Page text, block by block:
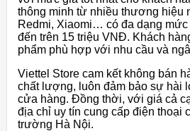
thông minh từ nhiều thương hiệu
Redmi, Xiaomi… có đa dạng
đến trên 15 triệu VNĐ. Khách
phẩm phù hợp với nhu cầu và
Viettel Store cam kết không bán
chất lượng, luôn đảm bảo sự hài
cửa hàng. Đồng thời, với giá cả
địa chỉ uy tín cung cấp điện thoại
trường Hà Nội.